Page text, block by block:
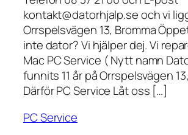
kontakt@datorhjalp.se och vi
Orrspelsvägen 13, Bromma
inte dator? Vi hjälper dej. Vi
Mac PC Service ( Nytt namn
funnits 11 år på Orrspelsvägen
Därför PC Service Låt oss […]
PC Service